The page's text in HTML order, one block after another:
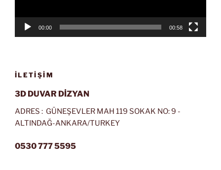
00:00 00:58
İLETIŞIM
3D DUVAR DİZYAN
ADRES : GÜNEŞEVLER MAH 119 SOKAK NO: 9 -
ALTINDAĞ-ANKARA/TURKEY
0530 777 5595